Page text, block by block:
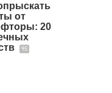
от
20
95